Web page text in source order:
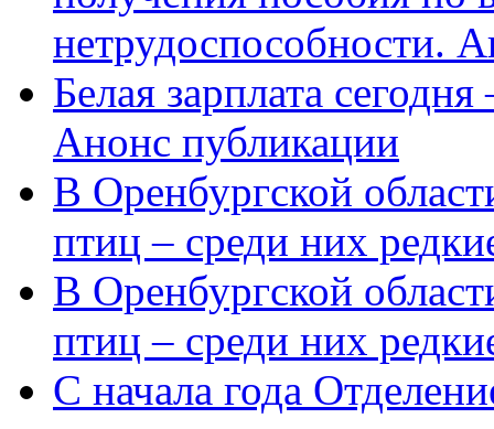
нетрудоспособности.
Белая зарплата
Анонс публикации
В Оренбургской
птиц – среди них
В Оренбургской
птиц – среди них
С начала года